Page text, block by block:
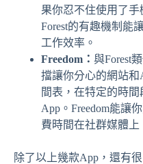
果你忍不住使用了手
Forest的有趣機制能
工作效率。
Freedom： 與Forest
擋讓你分心的網站
間表，在特定的時
App。Freedom能讓
費時間在社群媒體上
除了以上幾款App，還有